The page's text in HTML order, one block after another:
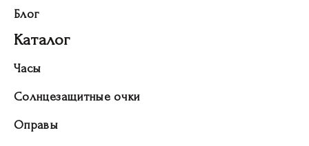
Блог
Каталог
Часы
Солнцезащитные очки
Оправы